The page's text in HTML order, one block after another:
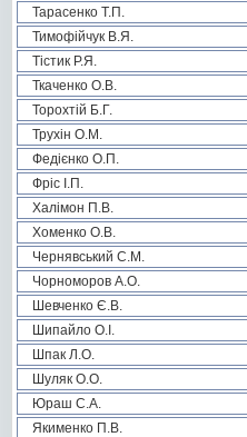
Тарасенко Т.П.
Тимофійчук В.Я.
Тістик Р.Я.
Ткаченко О.В.
Торохтій Б.Г.
Трухін О.М.
Федієнко О.П.
Фріс І.П.
Халімон П.В.
Хоменко О.В.
Чернявський С.М.
Чорноморов А.О.
Шевченко Є.В.
Шипайло О.І.
Шпак Л.О.
Шуляк О.О.
Юраш С.А.
Якименко П.В.